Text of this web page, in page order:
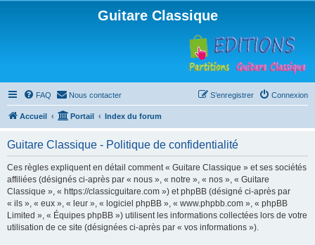
Guitare Classique
FAQ Nous contacter Connexion
S’enregistrer
Accueil Portail Index du forum
Guitare Classique - Politique de confidentialité
Ces règles expliquent en détail comment « Guitare Classique » et ses sociétés
affiliées (désignés ci-après par « nous », « notre », « nos », « Guitare
Classique », « https://classicguitare.com ») et phpBB (désigné ci-après par
« ils », « eux », « leur », « logiciel phpBB », « www.phpbb.com », « phpBB
Limited », « Équipes phpBB ») utilisent les informations collectées lors de votre
utilisation de ce site (désignées ci-après par « vos informations »).